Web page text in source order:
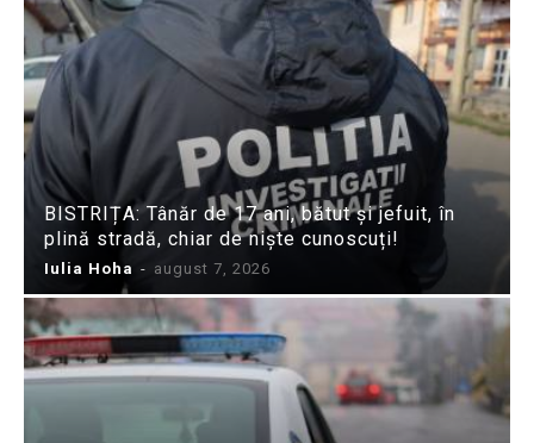
BISTRIȚA: Tânăr de 17 ani, bătut și jefuit, în
plină stradă, chiar de niște cunoscuți!
Iulia Hoha - august 7, 2026